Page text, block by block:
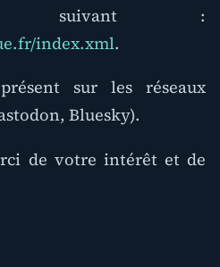
suivant :
index.xml.
sur les réseaux
Bluesky).
de votre intérêt et de